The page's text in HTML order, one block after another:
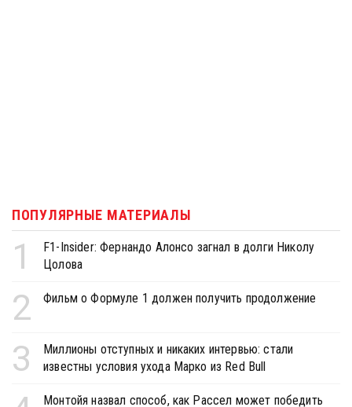
ПОПУЛЯРНЫЕ МАТЕРИАЛЫ
1
F1-Insider: Фернандо Алонсо загнал в долги Николу
Цолова
2 Фильм о Формуле 1 должен получить продолжение
3
Миллионы отступных и никаких интервью: стали
известны условия ухода Марко из Red Bull
Монтойя назвал способ, как Рассел может победить